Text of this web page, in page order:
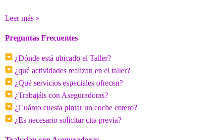
Leer más »
Preguntas Frecuentes
¿Dónde está ubicado el Taller?
¿qué actividades realizan en el taller?
¿Qué servicios especiales ofrecen?
¿Trabajáis con Aseguradoras?
¿Cuánto cuesta pintar un coche entero?
¿Es necesario solicitar cita previa?